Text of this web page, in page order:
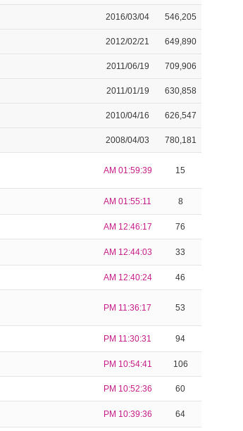
2016/03/04 546,205
2012/02/21 649,890
2011/06/19 709,906
2011/01/19 630,858
2010/04/16 626,547
2008/04/03 780,181
AM 01:59:39 15
AM 01:55:11 8
AM 12:46:17 76
AM 12:44:03 33
AM 12:40:24 46
PM 11:36:17 53
PM 11:30:31 94
PM 10:54:41 106
PM 10:52:36 60
PM 10:39:36 64